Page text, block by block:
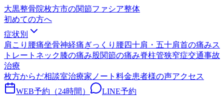
大黒整骨院枚方市の関節ファシア整体
初めての方へ
症状別
肩こり 腰痛坐骨神経痛ぎっくり腰四十肩・五十肩首の痛みス
トレートネック膝の痛み股関節の痛み脊柱管狭窄症交通事故
治療
枚方からだ相談室治療家ノート 料金患者様の声アクセス
WEB予約（24時間）
LINE予約